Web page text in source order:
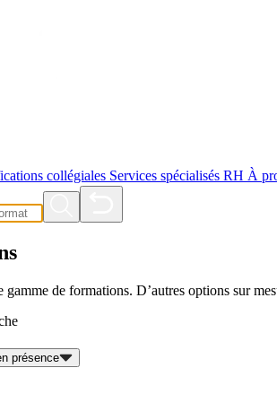
collégiales Services spécialisés RH À
gamme de formations. D’autres options sur
présence